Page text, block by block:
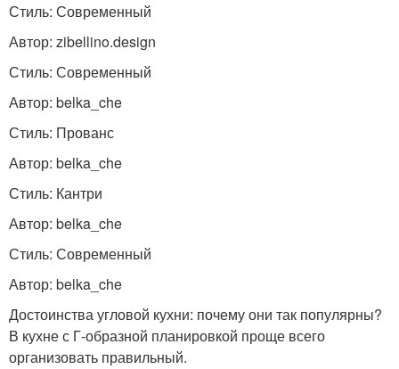
Стиль: Современный
Автор: zibellino.design
Стиль: Современный
Автор: belka_che
Стиль: Прованс
Автор: belka_che
Стиль: Кантри
Автор: belka_che
Стиль: Современный
Автор: belka_che
Достоинства угловой кухни: почему они так популярны?
В кухне с Г-образной планировкой проще всего
организовать правильный.